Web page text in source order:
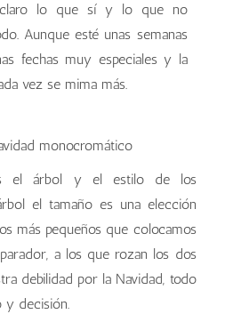
lo que sí y lo que no
Aunque esté unas semanas
fechas muy especiales y la
vez se mima más.
el árbol y el estilo de los
el tamaño es una elección
más pequeños que colocamos
a los que rozan los dos
debilidad por la Navidad, todo
y decisión.